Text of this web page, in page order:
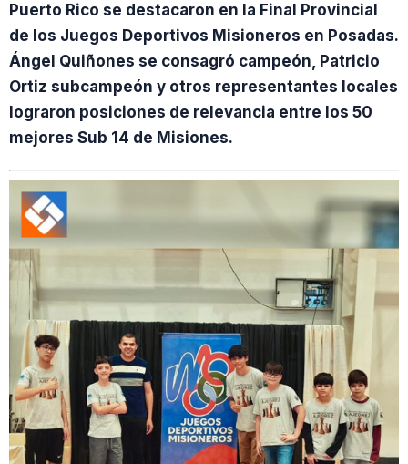
Puerto Rico se destacaron en la Final Provincial
de los Juegos Deportivos Misioneros en Posadas.
Ángel Quiñones se consagró campeón, Patricio
Ortiz subcampeón y otros representantes locales
lograron posiciones de relevancia entre los 50
mejores Sub 14 de Misiones.